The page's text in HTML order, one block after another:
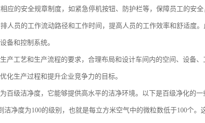
应的安全规章制度，如紧急停机按钮、防护栏等，保障员工的安全
人员的工作流动路径和工作时间，提高人员的工作效率和舒适度
备和控制系统。
产工艺和生产流程的要求，合理布局和设计车间内的空间、设备
化生产过程和提升企业竞争力的目标。
百级洁净度，它能够提供高水平的洁净环境。以下是百级净化的一
洁净度为100的级别，也就是每立方米空气中的微粒数低于100个。